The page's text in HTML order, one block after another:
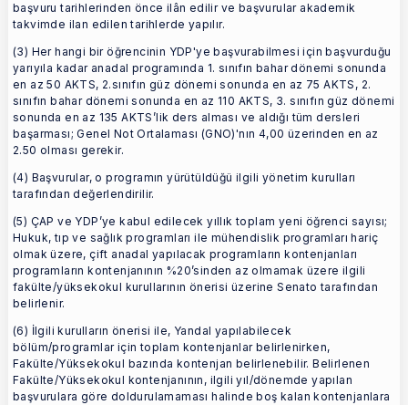
başvuru tarihlerinden önce ilân edilir ve başvurular akademik
takvimde ilan edilen tarihlerde yapılır.
(3) Her hangi bir öğrencinin YDP'ye başvurabilmesi için başvurduğu
yarıyıla kadar anadal programında 1. sınıfın bahar dönemi sonunda
en az 50 AKTS, 2.sınıfın güz dönemi sonunda en az 75 AKTS, 2.
sınıfın bahar dönemi sonunda en az 110 AKTS, 3. sınıfın güz dönemi
sonunda en az 135 AKTS’lik ders alması ve aldığı tüm dersleri
başarması; Genel Not Ortalaması (GNO)'nın 4,00 üzerinden en az
2.50 olması gerekir.
(4) Başvurular, o programın yürütüldüğü ilgili yönetim kurulları
tarafından değerlendirilir.
(5) ÇAP ve YDP’ye kabul edilecek yıllık toplam yeni öğrenci sayısı;
Hukuk, tıp ve sağlık programları ile mühendislik programları hariç
olmak üzere, çift anadal yapılacak programların kontenjanları
programların kontenjanının %20’sinden az olmamak üzere ilgili
fakülte/yüksekokul kurullarının önerisi üzerine Senato tarafından
belirlenir.
(6) İlgili kurulların önerisi ile, Yandal yapılabilecek
bölüm/programlar için toplam kontenjanlar belirlenirken,
Fakülte/Yüksekokul bazında kontenjan belirlenebilir. Belirlenen
Fakülte/Yüksekokul kontenjanının, ilgili yıl/dönemde yapılan
başvurulara göre doldurulamaması halinde boş kalan kontenjanlara